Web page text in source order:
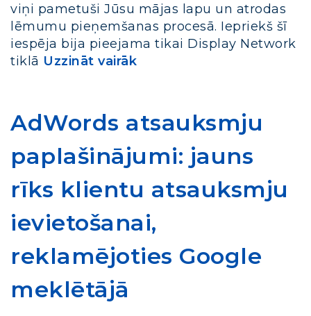
viņi pametuši Jūsu mājas lapu un atrodas
lēmumu pieņemšanas procesā. Iepriekš šī
iespēja bija pieejama tikai Display Network
tiklā Uzzināt vairāk
AdWords atsauksmju
paplašinājumi: jauns
rīks klientu atsauksmju
ievietošanai,
reklamējoties Google
meklētājā